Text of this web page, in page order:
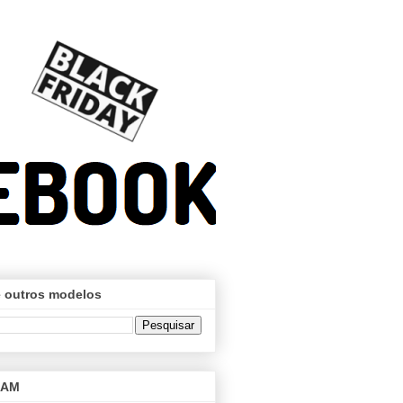
outros modelos